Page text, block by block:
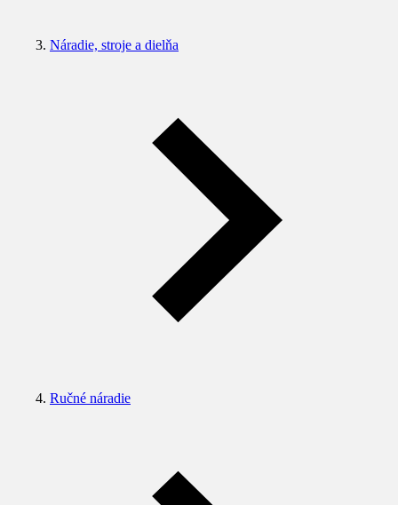
Náradie, stroje a dielňa
Ručné náradie